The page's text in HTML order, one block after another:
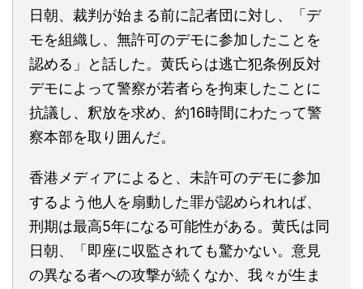
日朝、裁判が始まる前に記者団に対し、「デ
モを組織し、無許可のデモに参加したことを
認める」と話した。黄氏らは逃亡犯条例反対
デモによって警察が若者らを拘束したことに
抗議し、釈放を求め、約16時間にわたって警
察本部を取り囲んだ。
香港メディアによると、未許可のデモに参加
するよう他人を扇動した罪が認められれば、
刑期は最高5年になる可能性がある。黄氏は同
日朝、「即座に収監されても驚かない。意見
の異なる者への攻撃が続くなか、我々が生ま